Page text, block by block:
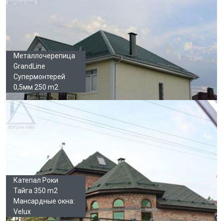
Металлочерепица
GrandLine
Супермонтерей
0,5мм 250 m2
Катепал Роки
Тайга 350 m2
Мансардные окна:
Velux